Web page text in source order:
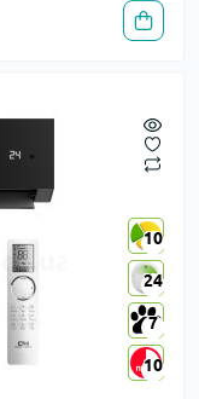
10
24
7
10
10
24
7
10